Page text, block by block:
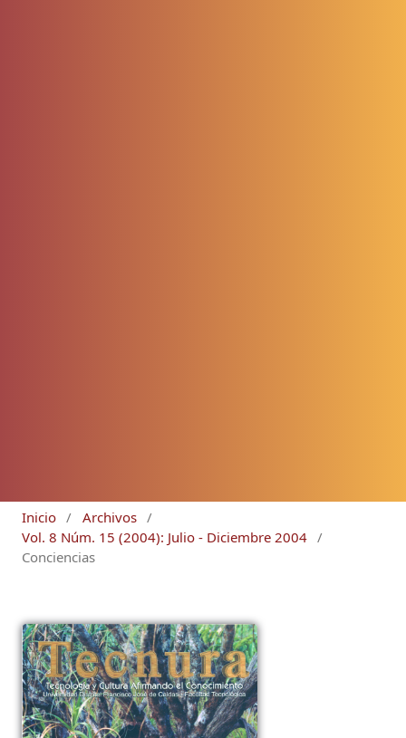
Inicio / Archivos /
Vol. 8 Núm. 15 (2004): Julio - Diciembre 2004 /
Conciencias